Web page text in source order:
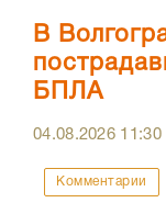
В
БПЛА
04.08.2026 11:30
Комментарии